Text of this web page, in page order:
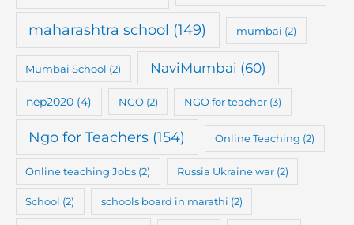
maharashtra school (149) mumbai (2)
Mumbai School (2) NaviMumbai (60)
nep2020(4) NGO(2) NGO for teacher (3)
Ngo for Teachers (154) Online Teaching (2)
Online teaching Jobs (2) Russia Ukraine war(2)
School (2) schools board in marathi (2)